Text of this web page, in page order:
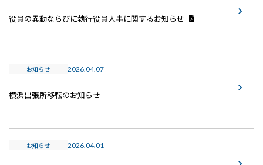
役員の異動ならびに執行役員人事に関するお知らせ
お知らせ 2026.04.07
横浜出張所移転のお知らせ
お知らせ 2026.04.01